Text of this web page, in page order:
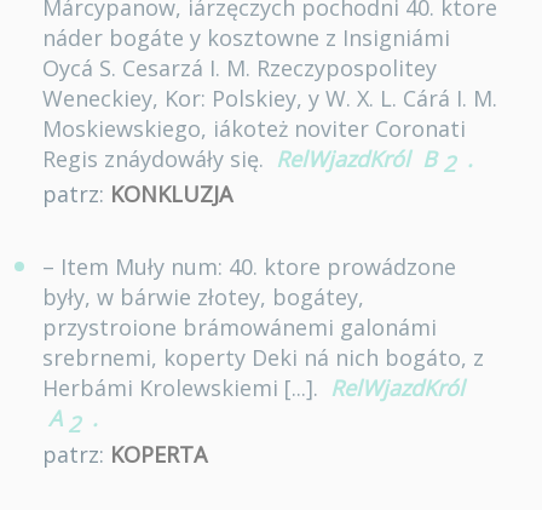
Márcypanow, iárzęczych pochodni 40. ktore
náder bogáte y kosztowne z Insigniámi
Oycá S. Cesarzá I. M. Rzeczypospolitey
Weneckiey, Kor: Polskiey, y W. X. L. Cárá I. M.
Moskiewskiego, iákoteż noviter Coronati
Regis znáydowáły się. RelWjazdKról B 2 .
patrz: KONKLUZJA
– Item Muły num: 40. ktore prowádzone
były, w bárwie złotey, bogátey,
przystroione brámowánemi galonámi
srebrnemi, koperty Deki ná nich bogáto, z
Herbámi Krolewskiemi [...]. RelWjazdKról
A 2 .
patrz: KOPERTA